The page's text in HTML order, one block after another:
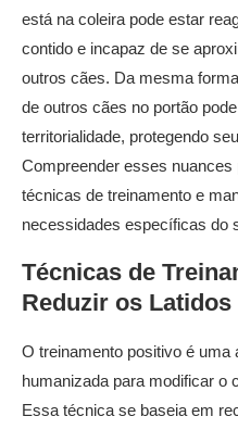
está na coleira pode estar
contido e incapaz de se
outros cães. Da mesma
de outros cães no portão
territorialidade, protegendo
Compreender esses nuances
técnicas de treinamento e
necessidades específicas do
Técnicas de
Reduzir os Latidos
O treinamento positivo é uma
humanizada para modificar o
Essa técnica se baseia em